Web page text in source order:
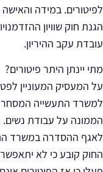
לפיטורים. במידה
עובדת עקב ההיריון.
מתי יינתן היתר פיטורים?
על המעסיק המעוניין
למשרד התעשייה
הממונה על עבודת
לאגף ההסדרה במשרד
החוק קובע כי לא